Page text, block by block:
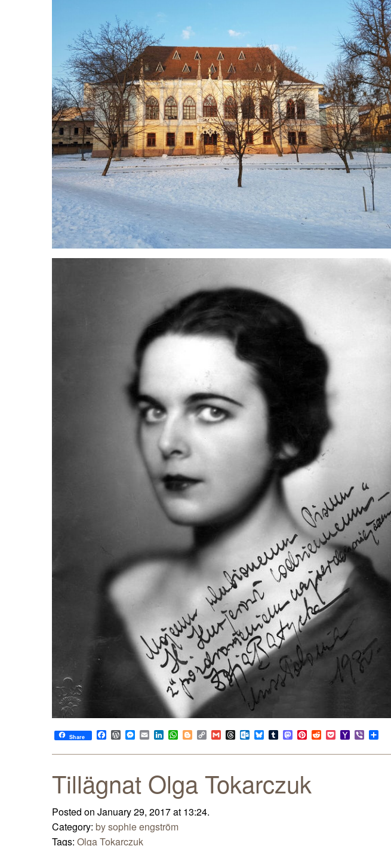
Share Facebook
WordPress
Messenger
EmailLinkedIn
WhatsApp
BloggerCopy
Link
GmailThreadsOutlook.com
Bluesky
TumblrMastodon
Pinterest
RedditPocketYahoo
Mail
Viber
Tillägnat Olga Tokarczuk
Posted on January 29, 2017 at 13:24.
Category: by sophie engström
Tags: Olga Tokarczuk